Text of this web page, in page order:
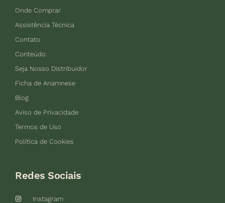
Onde Comprar
Assistência Técnica
Contato
Conteúdo
Seja Nosso Distribuidor
Ficha de Anamnese
Blog
Aviso de Privacidade
Termos de Uso
Política de Cookies
Redes Sociais
Instagram